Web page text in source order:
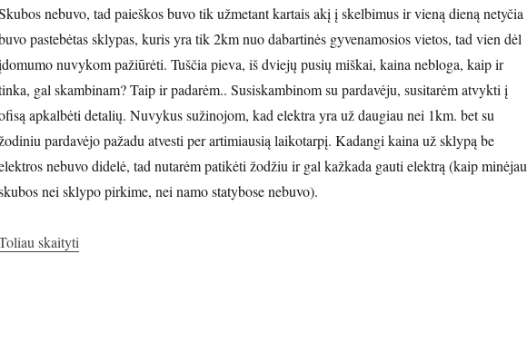
nebuvo, tad paieškos buvo tik užmetant kartais akį į skelbimus ir vieną dieną netyčia
pastebėtas sklypas, kuris yra tik 2km nuo dabartinės gyvenamosios vietos, tad vien dėl
nuvykom pažiūrėti. Tuščia pieva, iš dviejų pusių miškai, kaina nebloga, kaip ir
gal skambinam? Taip ir padarėm.. Susiskambinom su pardavėju, susitarėm atvykti į
apkalbėti detalių. Nuvykus sužinojom, kad elektra yra už daugiau nei 1km. bet su
pardavėjo pažadu atvesti per artimiausią laikotarpį. Kadangi kaina už sklypą be
nebuvo didelė, tad nutarėm patikėti žodžiu ir gal kažkada gauti elektrą (kaip minėjau
nei sklypo pirkime, nei namo statybose nebuvo).
skaityti„Pradžia!”